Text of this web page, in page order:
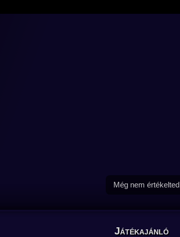
Még nem értékelted
Játékajánló